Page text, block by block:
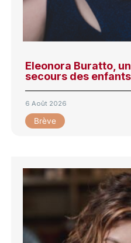
Eleonora Buratto,
secours des
6 Août 2026
Brève